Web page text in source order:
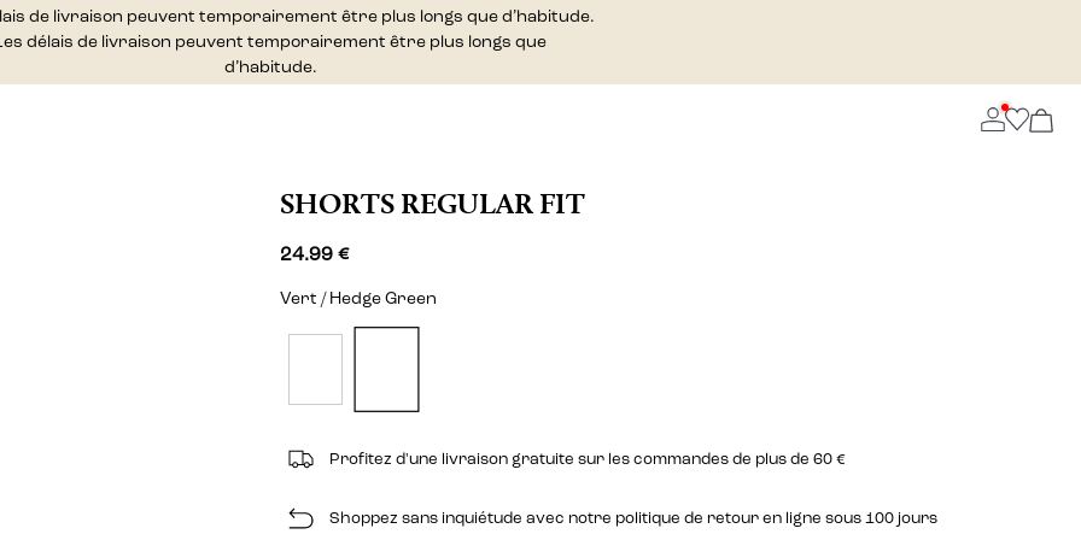
de livraison peuvent temporairement être plus longs que d’habitude.
délais de livraison peuvent temporairement être plus longs que
d’habitude.
SHORTS REGULAR FIT
24.99 €
Vert / Hedge Green
Profitez d'une livraison gratuite sur les commandes de plus de 60 €
Shoppez sans inquiétude avec notre politique de retour en ligne sous 100 jours